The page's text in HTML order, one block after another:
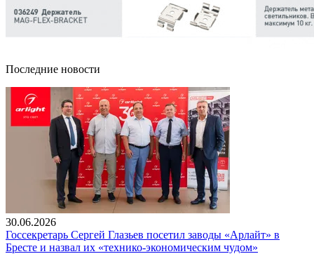
Последние новости
30.06.2026
Госсекретарь Сергей Глазьев посетил заводы «Арлайт» в
Бресте и назвал их «технико-экономическим чудом»